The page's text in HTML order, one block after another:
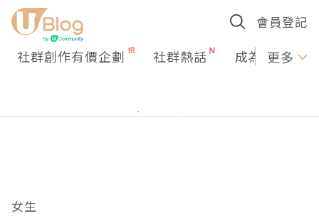
會員登記
社群創作有價企劃 社群熱話 成為U更多
女生